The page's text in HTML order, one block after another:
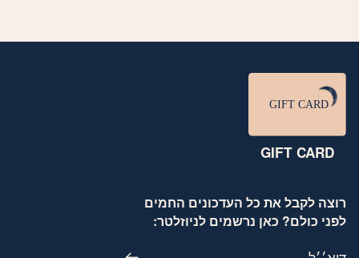
רוצה לקבל את כל העדכונים החמים
לפני כולם? כאן נרשמים לניוזלטר:
דוא׳׳ל
GIFT CARD